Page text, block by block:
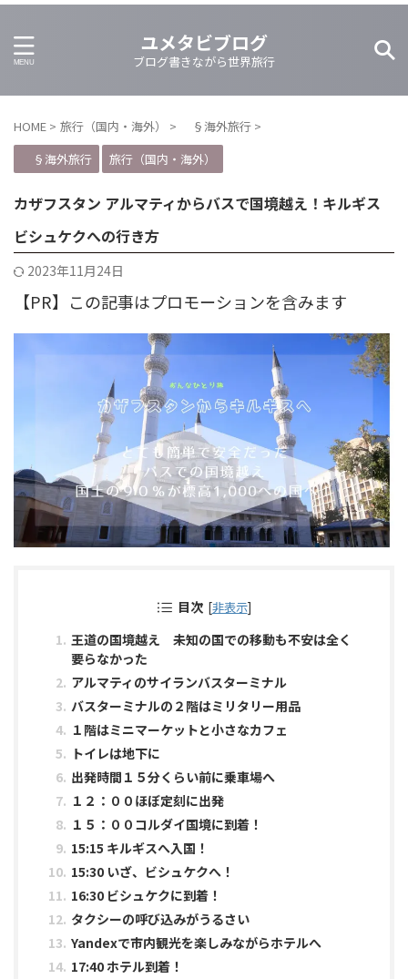
ユメタビブログ
ブログ書きながら世界旅行
HOME > 旅行（国内・海外） > §海外旅行 >
§海外旅行
旅行（国内・海外）
カザフスタン アルマティからバスで国境越え！キルギス
ビシュケクへの行き方
2023年11月24日
【PR】この記事はプロモーションを含みます
目次 [非表示]
王道の国境越え 未知の国での移動も不安は全く
要らなかった
アルマティのサイランバスターミナル
バスターミナルの２階はミリタリー用品
１階はミニマーケットと小さなカフェ
トイレは地下に
出発時間１５分くらい前に乗車場へ
１２：００ほぼ定刻に出発
１５：００コルダイ国境に到着！
15:15 キルギスへ入国！
15:30 いざ、ビシュケクへ！
16:30 ビシュケクに到着！
タクシーの呼び込みがうるさい
Yandexで市内観光を楽しみながらホテルへ
17:40 ホテル到着！